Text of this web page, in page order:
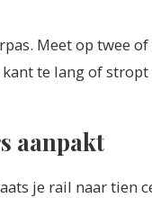
Meet op twee
te lang of stropt
aanpakt
je rail naar